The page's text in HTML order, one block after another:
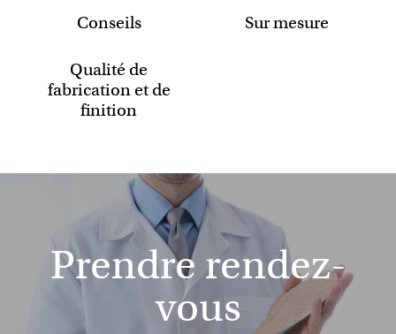
Conseils Sur mesure
Qualité de
fabrication et de
finition
Prendre rendez-
vous